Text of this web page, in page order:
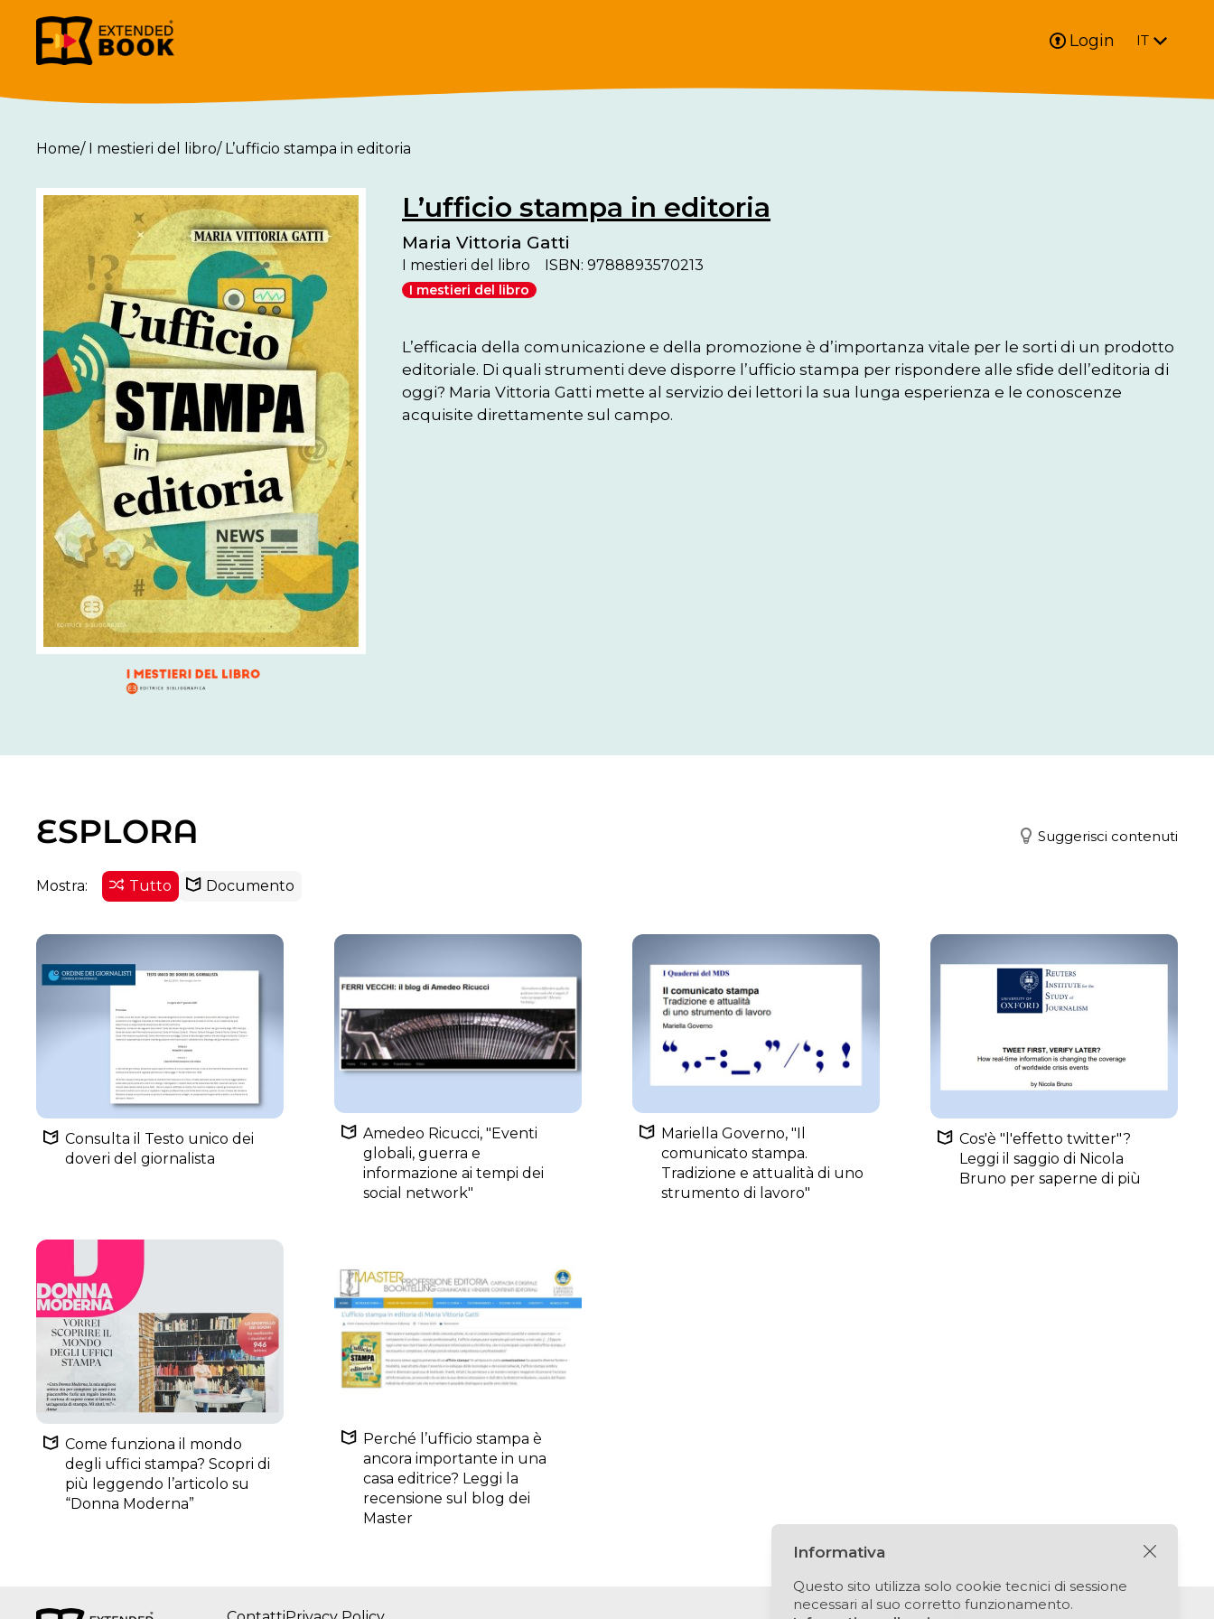
Login IT
Home/ I mestieri del libro/ L’ufficio stampa in editoria
L’ufficio stampa in editoria
Maria Vittoria Gatti
I mestieri del libro ISBN: 9788893570213
I mestieri del libro
L’efficacia della comunicazione e della promozione è d’importanza vitale per le sorti di un prodotto
editoriale. Di quali strumenti deve disporre l’ufficio stampa per rispondere alle sfide dell’editoria di
oggi? Maria Vittoria Gatti mette al servizio dei lettori la sua lunga esperienza e le conoscenze
acquisite direttamente sul campo.
ESPLORA Suggerisci contenuti
Mostra: Tutto Documento
Consulta il Testo unico dei
doveri del giornalista
Amedeo Ricucci, "Eventi
globali, guerra e
informazione ai tempi dei
social network"
Mariella Governo, "Il
comunicato stampa.
Tradizione e attualità di uno
strumento di lavoro"
Cos'è "l'effetto twitter"?
Leggi il saggio di Nicola
Bruno per saperne di più
Come funziona il mondo
degli uffici stampa? Scopri di
più leggendo l’articolo su
“Donna Moderna”
Perché l’ufficio stampa è
ancora importante in una
casa editrice? Leggi la
recensione sul blog dei
Master
Informativa
Questo sito utilizza solo cookie tecnici di sessione
necessari al suo corretto funzionamento.